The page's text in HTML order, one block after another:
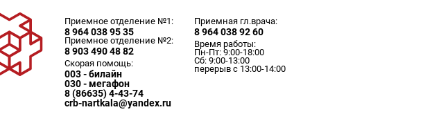
Приемное отделение №1:
8 964 038 95 35
Приемное отделение №2:
8 903 490 48 82
Скорая помощь:
003 - билайн
030 - мегафон
8 (86635) 4-43-74
crb-nartkala@yandex.ru
Приемная гл.врача:
8 964 038 92 60
Время работы:
Пн-Пт: 9:00-18:00
Сб: 9:00-13:00
перерыв с 13:00-14:00